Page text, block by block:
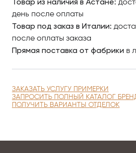
Астанае обращайтесь в
день после оплаты
Товар под заказ в Италии:
после оплаты заказа
Прямая поставка от фабрики в
ЗАКАЗАТЬ УСЛУГУ ПРИМЕРКИ
ЗАПРОСИТЬ ПОЛНЫЙ КАТАЛОГ
ПОЛУЧИТЬ ВАРИАНТЫ ОТДЕЛОК